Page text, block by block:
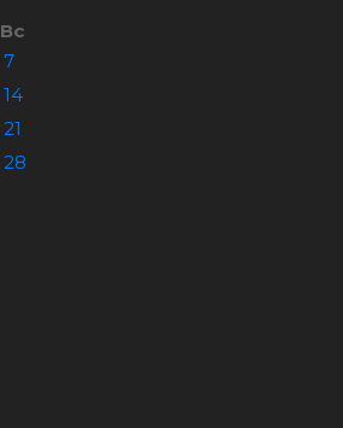
Вс
7
14
21
28